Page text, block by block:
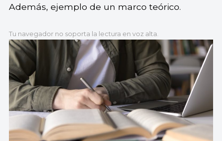
Además, ejemplo de un marco teórico.
Tu navegador no soporta la lectura en voz alta.